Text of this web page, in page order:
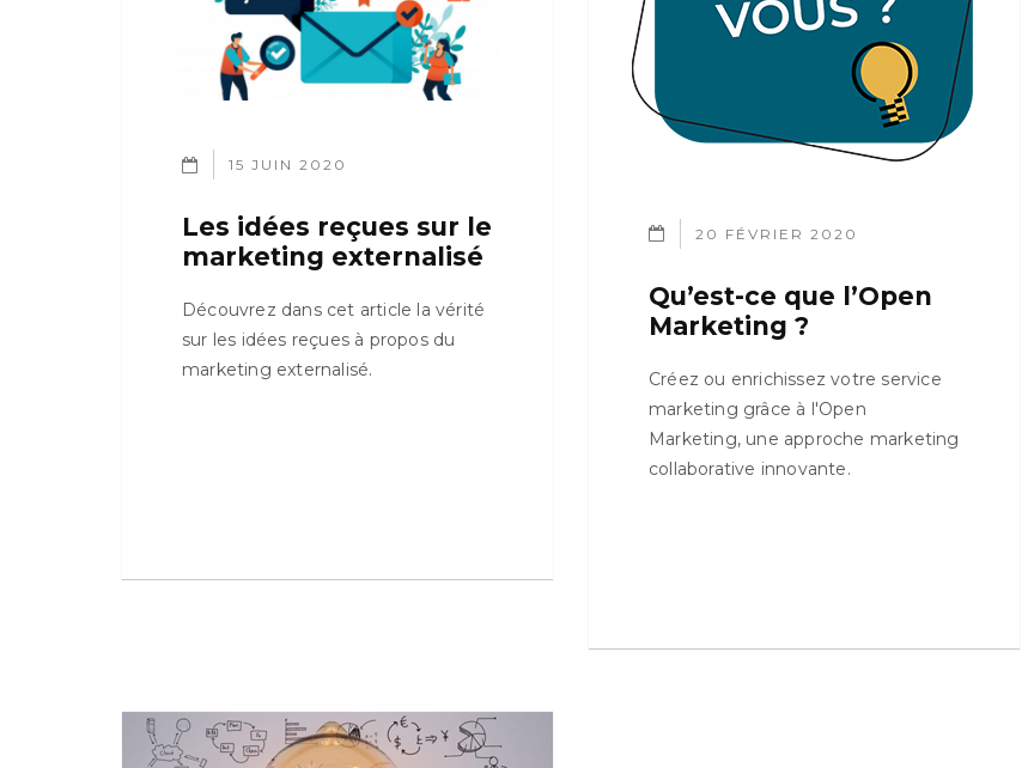
15 JUIN 2020
Les idées reçues sur le
marketing externalisé
Découvrez dans cet article la vérité
sur les idées reçues à propos du
marketing externalisé.
20 FÉVRIER 2020
Qu’est-ce que l’Open
Marketing ?
Créez ou enrichissez votre service
marketing grâce à l'Open
Marketing, une approche marketing
collaborative innovante.